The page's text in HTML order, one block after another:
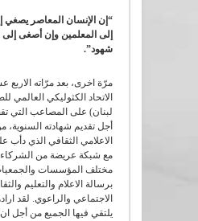
“إن الإنسان المعاصر يصغي
إلى المعلمين وإن أصغى إلى
شهود”.
مرّة اخرى، بعد مرّاته الاربع
الاتحاد الكثوليكي العالمي
لبنان) على المصاعب التي
أجل تقديم شهادته
الاعلامي الثقافي الذي دأب
مع شبكة عريضة من الشركاء
مختلف المؤسسات
برسالة الاعلام والتعليم
الاجتماعي والراعوي. لقد
يلتقي فيها الجميع من أجل